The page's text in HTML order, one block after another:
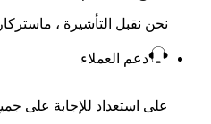
نحن نقبل التأشيرة ،
دعم العملاء
على استعداد للإجابة على